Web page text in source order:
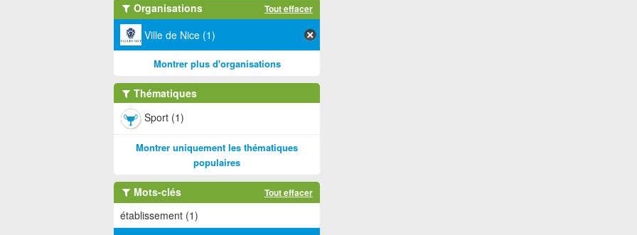
Organisations Tout effacer
Ville de Nice (1)
Montrer plus d'organisations
Thématiques
Sport (1)
Montrer uniquement les thématiques
populaires
Mots-clés Tout effacer
établissement (1)